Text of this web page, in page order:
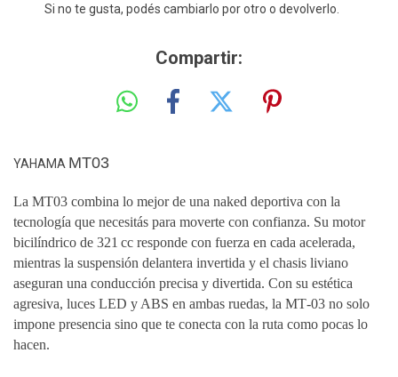
Si no te gusta, podés cambiarlo por otro o devolverlo.
Compartir:
YAHAMA MT03
La MT03 combina lo mejor de una naked deportiva con la
tecnología que necesitás para moverte con confianza. Su motor
bicilíndrico de 321 cc responde con fuerza en cada acelerada,
mientras la suspensión delantera invertida y el chasis liviano
aseguran una conducción precisa y divertida. Con su estética
agresiva, luces LED y ABS en ambas ruedas, la MT‑03 no solo
impone presencia sino que te conecta con la ruta como pocas lo
hacen.